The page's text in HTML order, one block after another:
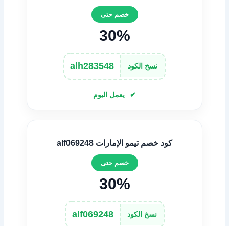
خصم حتى
30%
نسخ الكود alh283548
يعمل اليوم
كود خصم تيمو الإمارات alf069248
خصم حتى
30%
نسخ الكود alf069248